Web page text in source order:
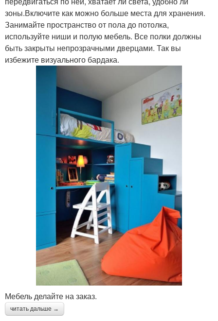
зоны.Включите как можно больше места для хранения.
Занимайте пространство от пола до потолка,
используйте ниши и полую мебель. Все полки должны
быть закрыты непрозрачными дверцами. Так вы
избежите визуального бардака.
Мебель делайте на заказ.
читать дальше →